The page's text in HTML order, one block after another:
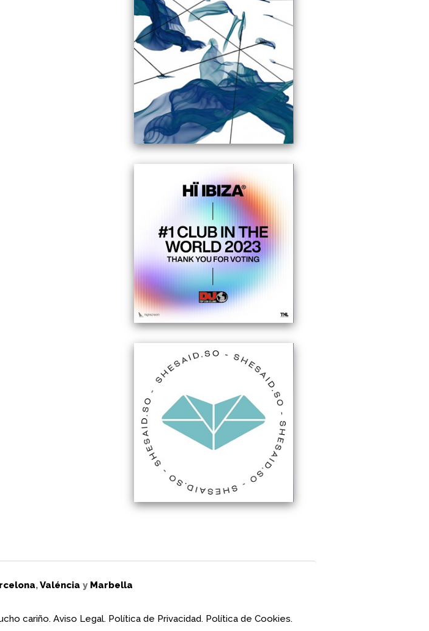
,Valéncia y Marbella
cariño. Aviso Legal. Política de Privacidad. Política de Cookies.